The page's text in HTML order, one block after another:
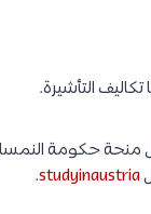
التأشيرة.
حكومة
studyinaustria
.